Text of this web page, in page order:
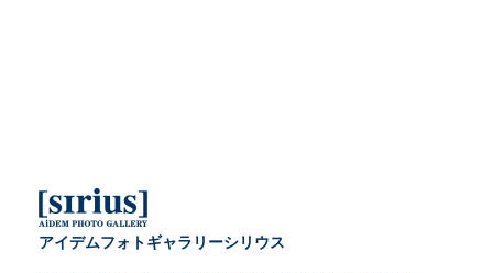
アイデムフォトギャラリーシリウス